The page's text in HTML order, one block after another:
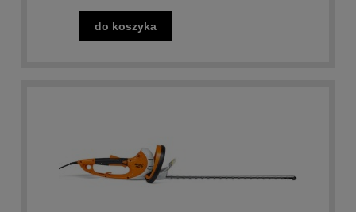
do koszyka